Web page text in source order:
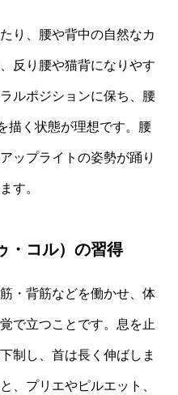
り、腰や背中の自然なカ
反り腰や猫背になりやす
ルポジションに保ち、腰
描く状態が理想です。腰
ップライトの姿勢が踊り
す。
・コル）の習得
・背筋などを働かせ、体
で立つことです。息を止
制し、首は長く伸ばしま
、プリエやピルエット、